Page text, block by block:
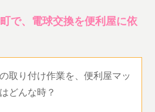
で、電球交換を便利屋に依
取り付け作業を、便利屋マッ
どんな時？